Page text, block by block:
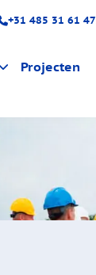
+31 485 31 61 47
Projecten